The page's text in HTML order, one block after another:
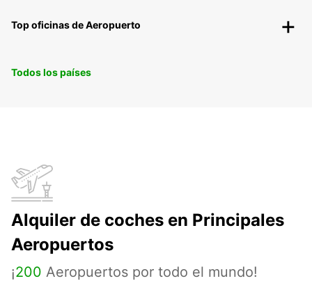
Top oficinas de Aeropuerto
Todos los países
Alquiler de coches en Principales
Aeropuertos
¡200 Aeropuertos por todo el mundo!